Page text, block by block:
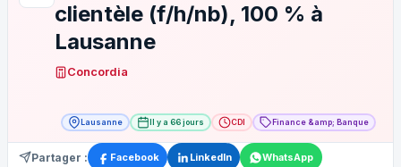
clientèle (f/h/nb), 100 % à
Lausanne
Concordia
Lausanne Il y a 66 jours CDI Finance &amp; Banque
Partager : Facebook LinkedIn WhatsApp